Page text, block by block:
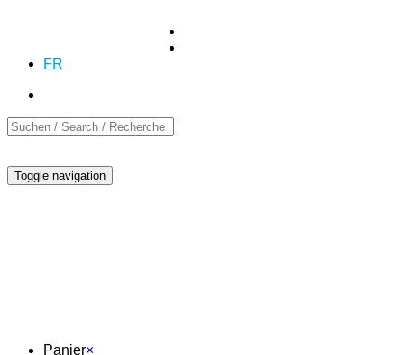
Demande
FR
Toggle navigation
Panier×